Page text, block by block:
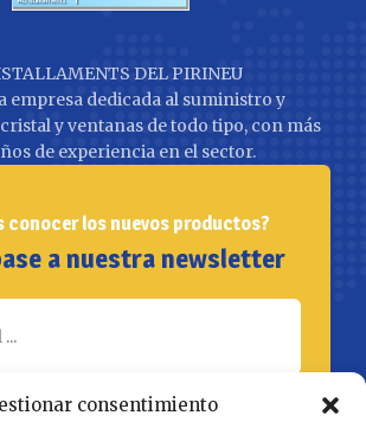
consentimiento
DEL PIRINEU
empresa dedicada al suministro y
y ventanas de todo tipo, con más
de experiencia en el sector.
conocer los nuevos productos?
a nuestra newsletter